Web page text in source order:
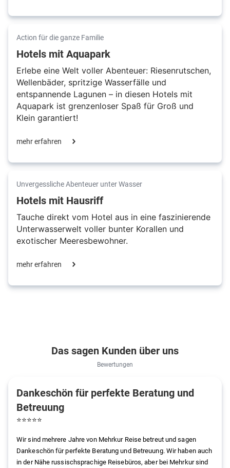
Action für die ganze Familie
Hotels mit Aquapark
Erlebe eine Welt voller Abenteuer: Riesenrutschen,
Wellenbäder, spritzige Wasserfälle und
entspannende Lagunen – in diesen Hotels mit
Aquapark ist grenzenloser Spaß für Groß und
Klein garantiert!
mehr erfahren
Unvergessliche Abenteuer unter Wasser
Hotels mit Hausriff
Tauche direkt vom Hotel aus in eine faszinierende
Unterwasserwelt voller bunter Korallen und
exotischer Meeresbewohner.
mehr erfahren
Das sagen Kunden über uns
Bewertungen
Dankeschön für perfekte Beratung und
Betreuung
⭐⭐⭐⭐⭐
Wir sind mehrere Jahre von Mehrkur Reise betreut und sagen
Dankeschön für perfekte Beratung und Betreuung. Wir haben auch
in der Nähe russischsprachige Reisebüros, aber bei Mehrkur sind